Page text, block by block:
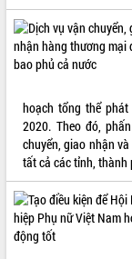
LIÊN KẾT WEB
THỐNG KÊ TRUY CẬP
Hôm nay: 3024
Tất cả: 66088692
hoạch tổng thể
2020. Theo đó,
chuyển, giao nhận
tất cả các tỉnh, thành